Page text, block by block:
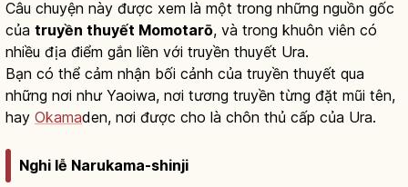
Câu chuyện này được xem là một trong những nguồn gốc
của truyền thuyết Momotarō, và trong khuôn viên có
nhiều địa điểm gắn liền với truyền thuyết Ura.
Bạn có thể cảm nhận bối cảnh của truyền thuyết qua
những nơi như Yaoiwa, nơi tương truyền từng đặt mũi tên,
hay Okamaden, nơi được cho là chôn thủ cấp của Ura.
Nghi lễ Narukama-shinji